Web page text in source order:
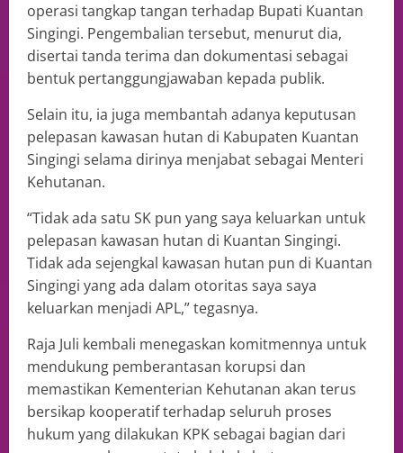
operasi tangkap tangan terhadap Bupati Kuantan
Singingi. Pengembalian tersebut, menurut dia,
disertai tanda terima dan dokumentasi sebagai
bentuk pertanggungjawaban kepada publik.
Selain itu, ia juga membantah adanya keputusan
pelepasan kawasan hutan di Kabupaten Kuantan
Singingi selama dirinya menjabat sebagai Menteri
Kehutanan.
“Tidak ada satu SK pun yang saya keluarkan untuk
pelepasan kawasan hutan di Kuantan Singingi.
Tidak ada sejengkal kawasan hutan pun di Kuantan
Singingi yang ada dalam otoritas saya saya
keluarkan menjadi APL,” tegasnya.
Raja Juli kembali menegaskan komitmennya untuk
mendukung pemberantasan korupsi dan
memastikan Kementerian Kehutanan akan terus
bersikap kooperatif terhadap seluruh proses
hukum yang dilakukan KPK sebagai bagian dari